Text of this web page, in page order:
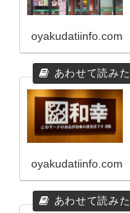
oyakudatiinfo.com
oyakudatiinfo.com